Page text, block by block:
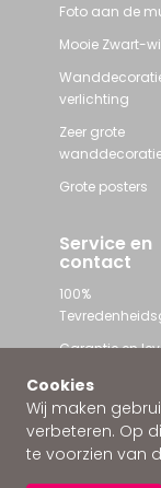
Cookies
Wij maken
verbeteren. Op
te voorzien van
Foto aan de
Mooie Zwart-
verlichting
Zeer grote
Grote posters
Service en
contact
100%
Garantie en
Contact met
WhatsApp ons